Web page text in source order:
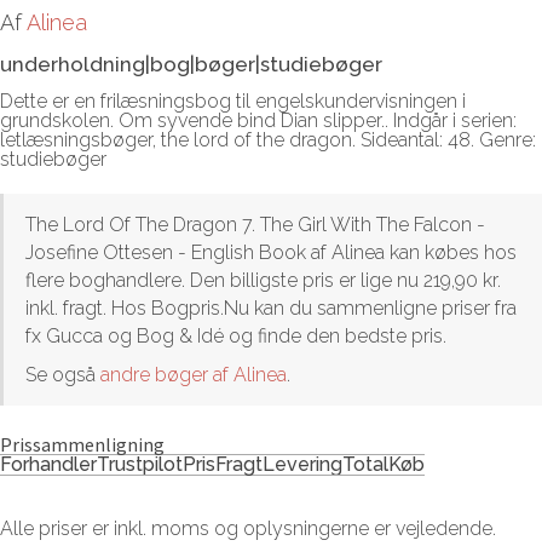
AfAlinea
underholdning|bog|bøger|studiebøger
Dette er en frilæsningsbog til engelskundervisningen i
grundskolen. Om syvende bind Dian slipper.. Indgår i serien:
letlæsningsbøger, the lord of the dragon. Sideantal: 48. Genre:
studiebøger
The Lord Of The Dragon 7. The Girl With The Falcon -
Josefine Ottesen - English Book af Alinea kan købes hos
flere boghandlere. Den billigste pris er lige nu 219,90 kr.
inkl. fragt. Hos Bogpris.Nu kan du sammenligne priser fra
fx Gucca og Bog & Idé og finde den bedste pris.
Se også andre bøger af Alinea.
Prissammenligning
ForhandlerTrustpilotPrisFragtLeveringTotalKøb
Alle priser er inkl. moms og oplysningerne er vejledende.